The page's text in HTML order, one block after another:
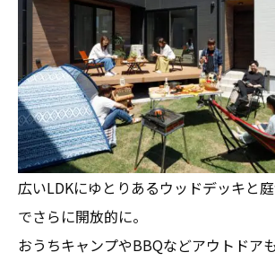
広いLDKにゆとりあるウッドデッキと
でさらに開放的に。
おうちキャンプやBBQなどアウトドア